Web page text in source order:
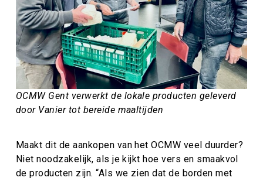
OCMW Gent verwerkt de lokale producten geleverd
door Vanier tot bereide maaltijden
Maakt dit de aankopen van het OCMW veel duurder?
Niet noodzakelijk, als je kijkt hoe vers en smaakvol
de producten zijn. “Als we zien dat de borden met